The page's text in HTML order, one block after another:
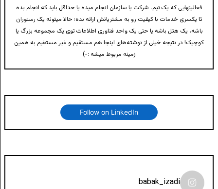
فعالیتهایی که یک تیم، شرکت یا سازمان انجام میده یا حداقل باید که انجام بده
تا یکسری خدمات با کیفیت رو به مشتریانش ارائه بده؛ حالا میتونه یک رستوران
باشه، یک هتل باشه یا حتی یک واحد فناوری اطلاعات توی یک مجموعه بزرگ یا
کوچیک! در نتیجه خیلی از نوشته‌های اینجا هم مستقیم و غیر مستقیم به همین
زمینه مربوط میشه :-)
Follow on LinkedIn
babak_izadi